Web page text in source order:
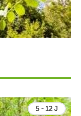
5 - 12 J